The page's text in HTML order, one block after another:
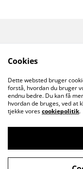
Kontakt
©2026MusicDude
Cookies
Dette websted bruger
forstå, hvordan du bruger
endnu bedre. Du kan få
hvordan de bruges, ved at
tjekke vorescookiepolitik.